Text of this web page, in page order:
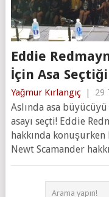
Eddie
İçin Asa
Yağmur Kırlangıç | 29
Aslında asa
asayı seçti! Eddie
hakkında
Newt Scamander